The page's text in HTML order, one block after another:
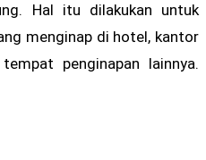
Hal itu dilakukan untuk
menginap di hotel, kantor
penginapan lainnya.